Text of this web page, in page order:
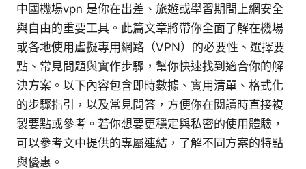
中國機場vpn 是你在出差、旅遊或學習期間上網安全
與自由的重要工具。此篇文章將帶你全面了解在機場
或各地使用虛擬專用網路（VPN）的必要性、選擇要
點、常見問題與實作步驟，幫你快速找到適合你的解
決方案。以下內容包含即時數據、實用清單、格式化
的步驟指引，以及常見問答，方便你在閱讀時直接複
製要點或參考。若你想要更穩定與私密的使用體驗，
可以參考文中提供的專屬連結，了解不同方案的特點
與優惠。